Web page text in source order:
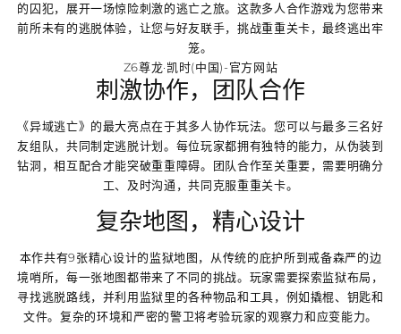
的囚犯，展开一场惊险刺激的逃亡之旅。这款多人合作游戏为您带来
前所未有的逃脱体验，让您与好友联手，挑战重重关卡，最终逃出牢
笼。
Z6尊龙·凯时(中国)-官方网站
刺激协作，团队合作
《异域逃亡》的最大亮点在于其多人协作玩法。您可以与最多三名好
友组队，共同制定逃脱计划。每位玩家都拥有独特的能力，从伪装到
钻洞，相互配合才能突破重重障碍。团队合作至关重要，需要明确分
工、及时沟通，共同克服重重关卡。
复杂地图，精心设计
本作共有9张精心设计的监狱地图，从传统的庇护所到戒备森严的边
境哨所，每一张地图都带来了不同的挑战。玩家需要探索监狱布局，
寻找逃脱路线，并利用监狱里的各种物品和工具，例如撬棍、钥匙和
文件。复杂的环境和严密的警卫将考验玩家的观察力和应变能力。